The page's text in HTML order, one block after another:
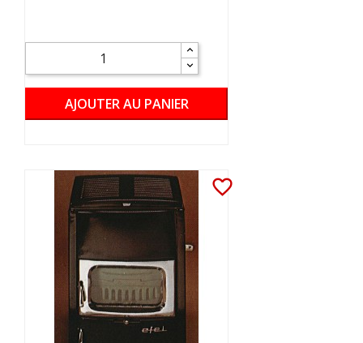
AJOUTER AU PANIER
favorite_border